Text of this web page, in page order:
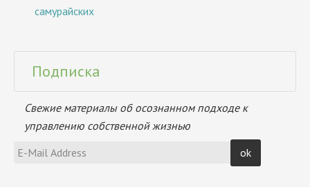
самурайских
Подписка
Свежие материалы об осознанном подходе к
управлению собственной жизнью